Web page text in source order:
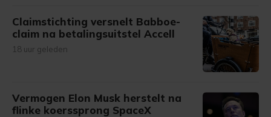
Claimstichting versnelt Babboe-
claim na betalingsuitstel Accell
18 uur geleden
Vermogen Elon Musk herstelt na
flinke koerssprong SpaceX